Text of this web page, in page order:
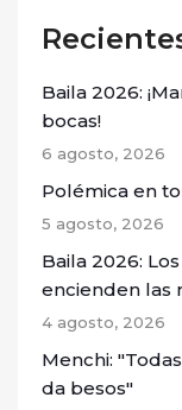
Baila 2026:
bocas!
6 agosto, 2026
Polémica en
5 agosto, 2026
Baila 2026:
encienden las
4 agosto, 2026
Menchi:
da besos"